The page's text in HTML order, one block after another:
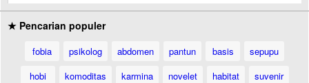
★ Pencarian populer
fobia psikolog abdomen pantun basis
sepupu
hobi
komoditas karmina novelet habitat
suvenir